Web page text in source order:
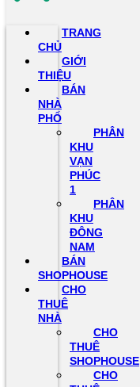
TRANG
CHỦ
GIỚI
THIỆU
BÁN
NHÀ
PHỐ
PHÂN
KHU
VẠN
PHÚC
1
PHÂN
KHU
ĐÔNG
NAM
BÁN
SHOPHOUSE
CHO
THUÊ
NHÀ
CHO
THUÊ
SHOPHOUSE
CHO